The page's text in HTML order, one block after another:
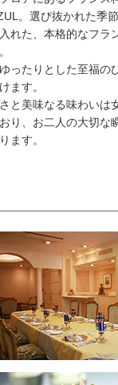
。選び抜かれた季
れた、本格的なフラ
ったりとした至福の
ます。
と美味なる味わいは
り、お二人の大切な
ます。